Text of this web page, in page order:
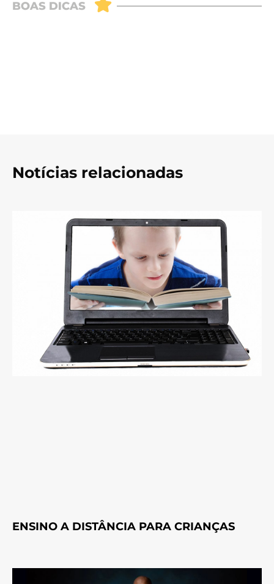
Notícias relacionadas
ENSINO A DISTÂNCIA PARA CRIANÇAS